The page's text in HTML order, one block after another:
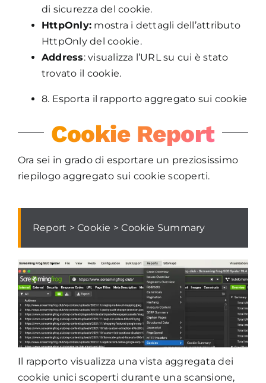
di sicurezza del cookie.
HttpOnly: mostra i dettagli dell’attributo
HttpOnly del cookie.
Address: visualizza l’URL su cui è stato
trovato il cookie.
8. Esporta il rapporto aggregato sui cookie
Cookie Report
Ora sei in grado di esportare un preziosissimo
riepilogo aggregato sui cookie scoperti.
Report > Cookie > Cookie Summary
Il rapporto visualizza una vista aggregata dei
cookie unici scoperti durante una scansione,